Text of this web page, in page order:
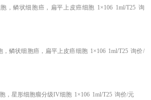
，鳞状细胞癌，扁平上皮癌细胞 1×106 1ml/T25 询
，鳞状细胞癌，扁平上皮癌细胞 1×106 1ml/T25 询价/
，星形细胞瘤分级IV细胞 1×106 1ml/T25 询价/元